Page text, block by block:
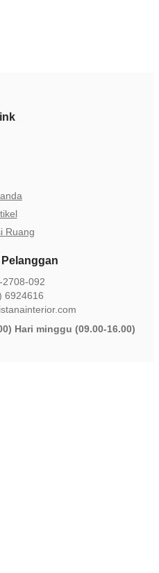
Ruang
Pelanggan
2708-092
6924616
Hari minggu (09.00-16.00)